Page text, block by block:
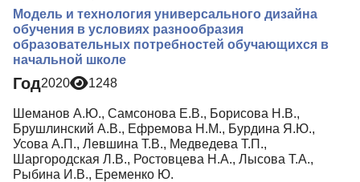
Модель и технология универсального дизайна
обучения в условиях разнообразия
образовательных потребностей обучающихся в
начальной школе
Год2020 1248
Шеманов А.Ю., Самсонова Е.В., Борисова Н.В.,
Брушлинский А.В., Ефремова Н.М., Бурдина Я.Ю.,
Усова А.П., Левшина Т.В., Медведева Т.П.,
Шаргородская Л.В., Ростовцева Н.А., Лысова Т.А.,
Рыбина И.В., Еременко Ю.